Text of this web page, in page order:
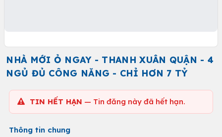
NHÀ MỚI Ỏ NGAY - THANH XUÂN QUẬN - 4
NGỦ ĐỦ CÔNG NĂNG - CHỈ HƠN 7 TỶ
TIN HẾT HẠN — Tin đăng này đã hết hạn.
Thông tin chung